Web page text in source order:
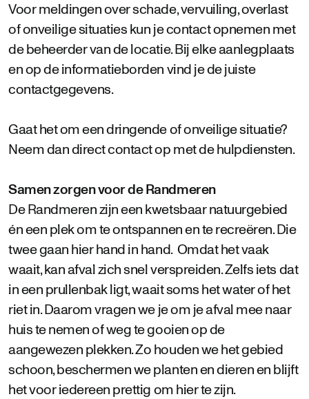
Voor meldingen over schade, vervuiling, overlast
of onveilige situaties kun je contact opnemen met
de beheerder van de locatie. Bij elke aanlegplaats
en op de informatieborden vind je de juiste
contactgegevens.
Gaat het om een dringende of onveilige situatie?
Neem dan direct contact op met de hulpdiensten.
Samen zorgen voor de Randmeren
De Randmeren zijn een kwetsbaar natuurgebied
én een plek om te ontspannen en te recreëren. Die
twee gaan hier hand in hand. Omdat het vaak
waait, kan afval zich snel verspreiden. Zelfs iets dat
in een prullenbak ligt, waait soms het water of het
riet in. Daarom vragen we je om je afval mee naar
huis te nemen of weg te gooien op de
aangewezen plekken. Zo houden we het gebied
schoon, beschermen we planten en dieren en blijft
het voor iedereen prettig om hier te zijn.